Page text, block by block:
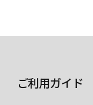
ご利用ガイド